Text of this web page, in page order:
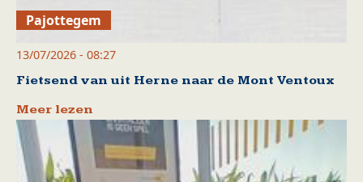
Pajottegem
13/07/2026 - 08:27
Fietsend van uit Herne naar de Mont Ventoux
Meer lezen